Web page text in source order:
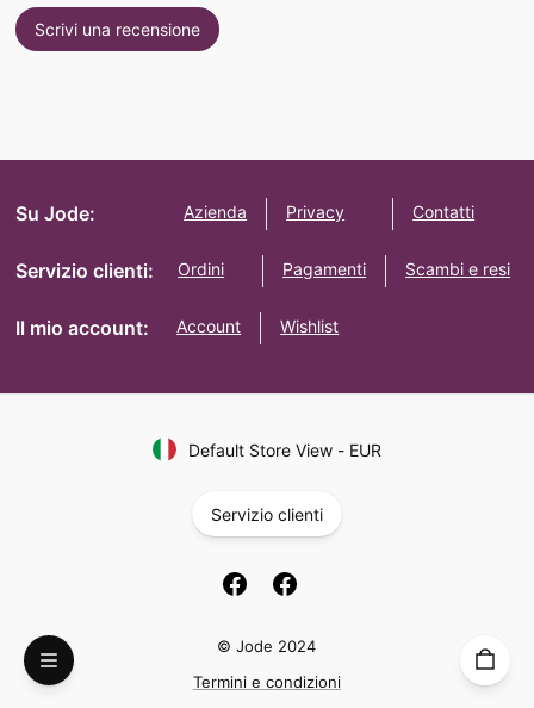
Scrivi una recensione
Su Jode: Azienda Privacy Contatti
Servizio clienti: Ordini Pagamenti Scambi e resi
Il mio account: Account Wishlist
Default Store View- EUR
Servizio clienti
© Jode 2024
Termini e condizioni